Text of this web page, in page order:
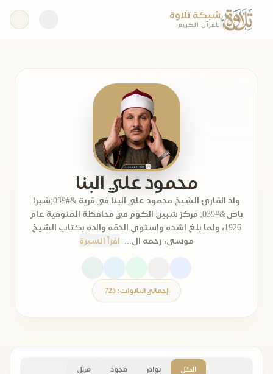
شبكة تلاوة
للقرآن الكريم
محمود علي البنا
ولد القارئ الشيخ محمود علي البنا في قرية &#039;شبرا
باص&#039; مركز شبين الكوم في محافظة المنوفية عام
1926، ولما بلغ اشده واستوى الحقه والده بكتاب الشيخ
موسى، رحمه ال...
اقرأ السيرة
إجمالي التلاوات: 725
الكل نوادر مجود مرتل